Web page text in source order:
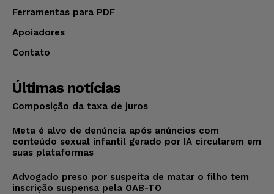
Ferramentas para PDF
Apoiadores
Contato
Últimas notícias
Composição da taxa de juros
Meta é alvo de denúncia após anúncios com
conteúdo sexual infantil gerado por IA circularem em
suas plataformas
Advogado preso por suspeita de matar o filho tem
inscrição suspensa pela OAB-TO